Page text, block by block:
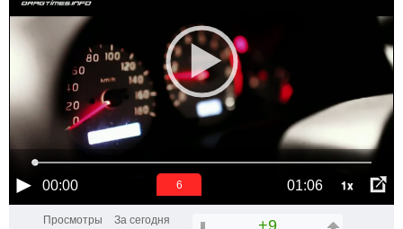
00:00 01:06 1x
6
Просмотры За сегодня